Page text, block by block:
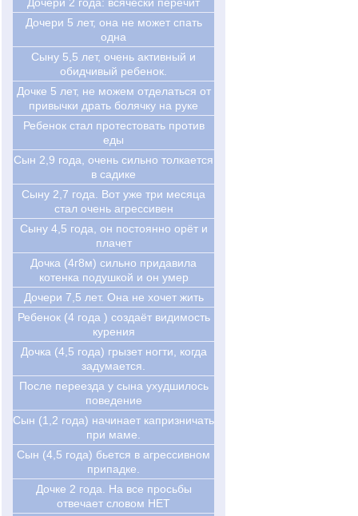
Дочери 5 лет, она не может спать
одна
Сыну 5,5 лет, очень активный и
обидчивый ребенок.
Дочке 5 лет, не можем отделаться от
привычки драть болячку на руке
Ребенок стал протестовать против
еды
Cын 2,9 года, очень сильно толкается
в садике
Cыну 2,7 года. Вот уже три месяца
стал очень агрессивен
Cыну 4,5 года, он постоянно орёт и
плачет
Дочка (4г8м) сильно придавила
котенка подушкой и он умер
Дочери 7,5 лет. Она не хочет жить
Ребенок (4 года ) создаёт видимость
курения
Дочка (4,5 года) грызет ногти, когда
задумается.
После переезда у сына ухудшилось
поведение
Сын (1,2 года) начинает капризничать
при маме.
Сын (4,5 года) бьется в агрессивном
припадке.
Дочке 2 года. На все просьбы
отвечает словом НЕТ